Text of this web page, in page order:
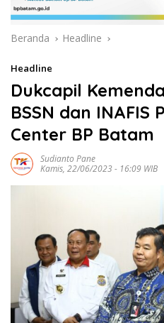
Beranda Headline
Headline
Dukcapil
BSSN dan INAFIS
Center BP Batam
Sudianto Pane
Kamis, 22/06/2023 - 16:09 WIB